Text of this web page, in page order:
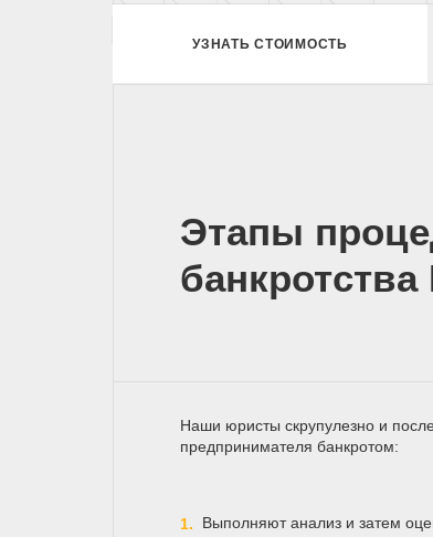
УЗНАТЬ СТОИМОСТЬ
Этапы
Наши юристы скрупулезно и
предпринимателя банкротом:
Выполняют анализ и затем